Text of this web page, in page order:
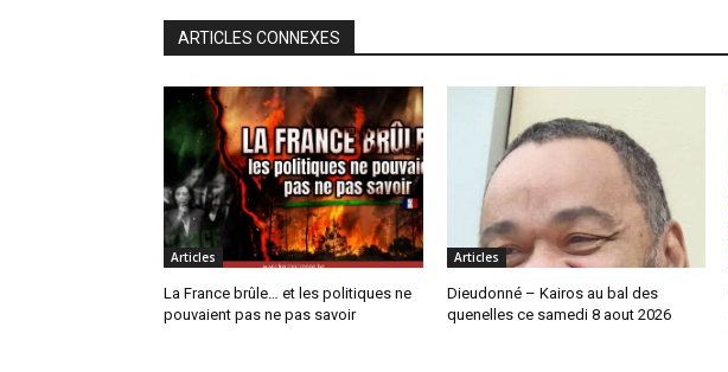
ARTICLES CONNEXES
Articles
La France brûle… et les politiques ne
pouvaient pas ne pas savoir
Articles
Dieudonné – Kairos au bal des
quenelles ce samedi 8 aout 2026